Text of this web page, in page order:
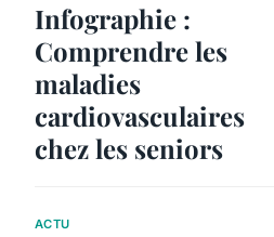
Infographie :
Comprendre les
maladies
cardiovasculaires
chez les seniors
ACTU